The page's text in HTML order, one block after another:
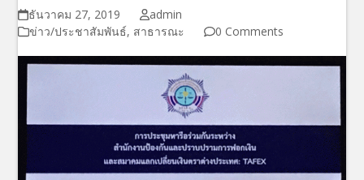
ธันวาคม 27, 2019
admin
ข่าว/ประชาสัมพันธ์, สาธารณะ 0 Comments